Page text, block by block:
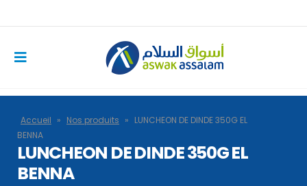
Accueil » Nos produits » LUNCHEON DE DINDE 350G EL
BENNA
LUNCHEON DE DINDE 350G EL
BENNA